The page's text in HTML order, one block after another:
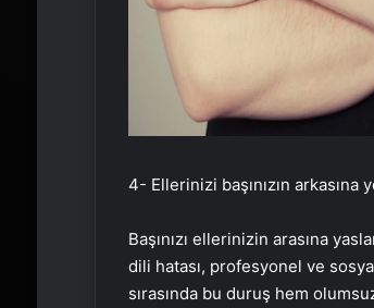
4- Ellerinizi başınızın arkasına
Başınızı ellerinizin arasına
dili hatası, profesyonel ve
sırasında bu duruş hem